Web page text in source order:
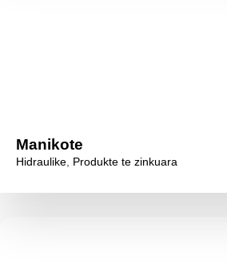
Manikote
Hidraulike Produkte te zinkuara